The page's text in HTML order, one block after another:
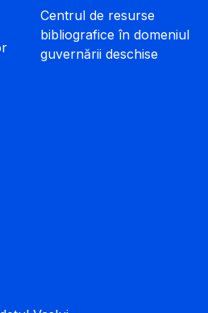
Centrul de resurse
bibliografice în domeniul
guvernării deschise